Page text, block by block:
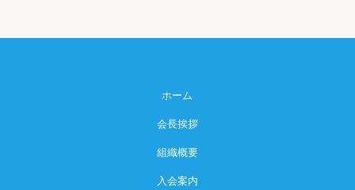
ホーム
会長挨拶
組織概要
入会案内